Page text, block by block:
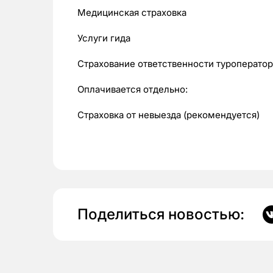
Медицинская страховка
Услуги гида
Страхование ответственности
Оплачивается отдельно:
Страховка от невыезда (рекомендуется)
Поделиться новостью: